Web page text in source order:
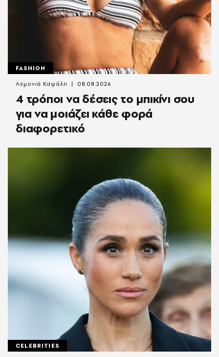
FASHION
4 τρόποι να δέσεις το μπικίνι σου
για να μοιάζει κάθε φορά
διαφορετικό
Λεμονιά Καψάλη 08.08.2026
CELEBRITIES